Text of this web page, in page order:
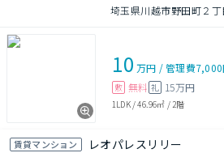
埼玉県川越市野田町２丁
10 万円 /管理費7,000
敷 無料 礼 15万円
1LDK/46.96㎡ / 2階
賃貸マンション レオパレスリリー